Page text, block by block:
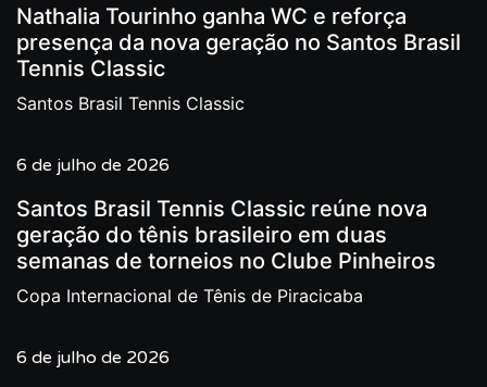
Nathalia Tourinho ganha WC e reforça
presença da nova geração no Santos Brasil
Tennis Classic
Santos Brasil Tennis Classic
6 de julho de 2026
Santos Brasil Tennis Classic reúne nova
geração do tênis brasileiro em duas
semanas de torneios no Clube Pinheiros
Copa Internacional de Tênis de Piracicaba
6 de julho de 2026